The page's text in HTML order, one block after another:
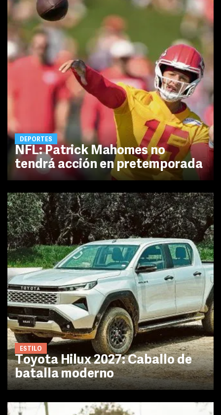
DEPORTES
NFL: Patrick Mahomes no
tendrá acción en pretemporada
ESTILO
Toyota Hilux 2027: Caballo de
batalla moderno